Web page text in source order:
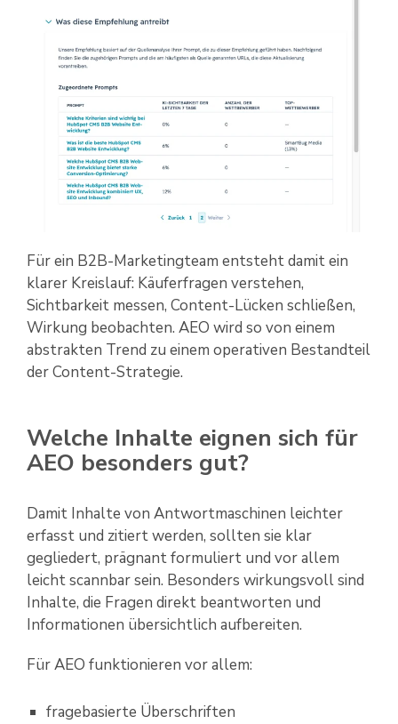
Für ein B2B-Marketingteam entsteht damit ein
klarer Kreislauf: Käuferfragen verstehen,
Sichtbarkeit messen, Content-Lücken schließen,
Wirkung beobachten. AEO wird so von einem
abstrakten Trend zu einem operativen Bestandteil
der Content-Strategie.
Welche Inhalte eignen sich für
AEO besonders gut?
Damit Inhalte von Antwortmaschinen leichter
erfasst und zitiert werden, sollten sie klar
gegliedert, prägnant formuliert und vor allem
leicht scannbar sein. Besonders wirkungsvoll sind
Inhalte, die Fragen direkt beantworten und
Informationen übersichtlich aufbereiten.
Für AEO funktionieren vor allem:
fragebasierte Überschriften